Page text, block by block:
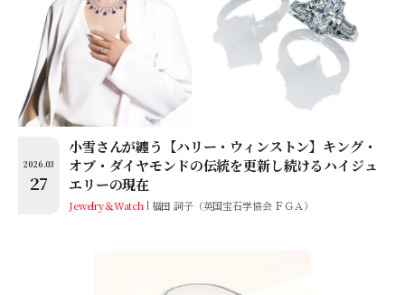
2026.03
27
小雪さんが纏う【ハリー・ウィンストン】キング・
オブ・ダイヤモンドの伝統を更新し続けるハイジュ
エリーの現在
Jewelry＆Watch 福田 詞子（英国宝石学協会 ＦＧＡ）